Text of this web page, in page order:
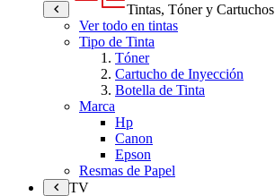
Tintas, Tóner y Cartuchos
Ver todo en tintas
Tipo de Tinta
Tóner
Cartucho de Inyección
Botella de Tinta
Marca
Hp
Canon
Epson
Resmas de Papel
TV